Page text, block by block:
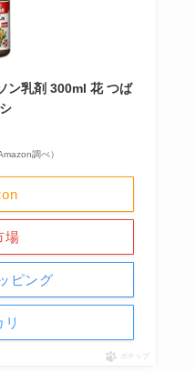
ン乳剤 300ml 花 つば
調べ）
場
ピング
リ
ポチップ